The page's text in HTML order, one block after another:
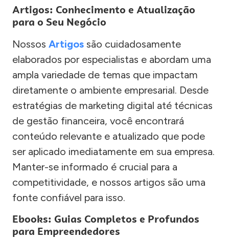
Artigos: Conhecimento e Atualização
para o Seu Negócio
Nossos Artigos são cuidadosamente
elaborados por especialistas e abordam uma
ampla variedade de temas que impactam
diretamente o ambiente empresarial. Desde
estratégias de marketing digital até técnicas
de gestão financeira, você encontrará
conteúdo relevante e atualizado que pode
ser aplicado imediatamente em sua empresa.
Manter-se informado é crucial para a
competitividade, e nossos artigos são uma
fonte confiável para isso.
Ebooks: Guias Completos e Profundos
para Empreendedores